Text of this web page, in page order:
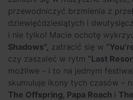
kariery zespołów z
Sheffield
przewodniczyć brzmienia z
dziewięćdziesiątych i
i nie tylko! Macie ochotę
Shadows”, zatracić się w
czy zaszaleć w rytm “Last
możliwe – i to na jednym
skumuluje ikony tych czasów –
The Offspring, Papa Roach i